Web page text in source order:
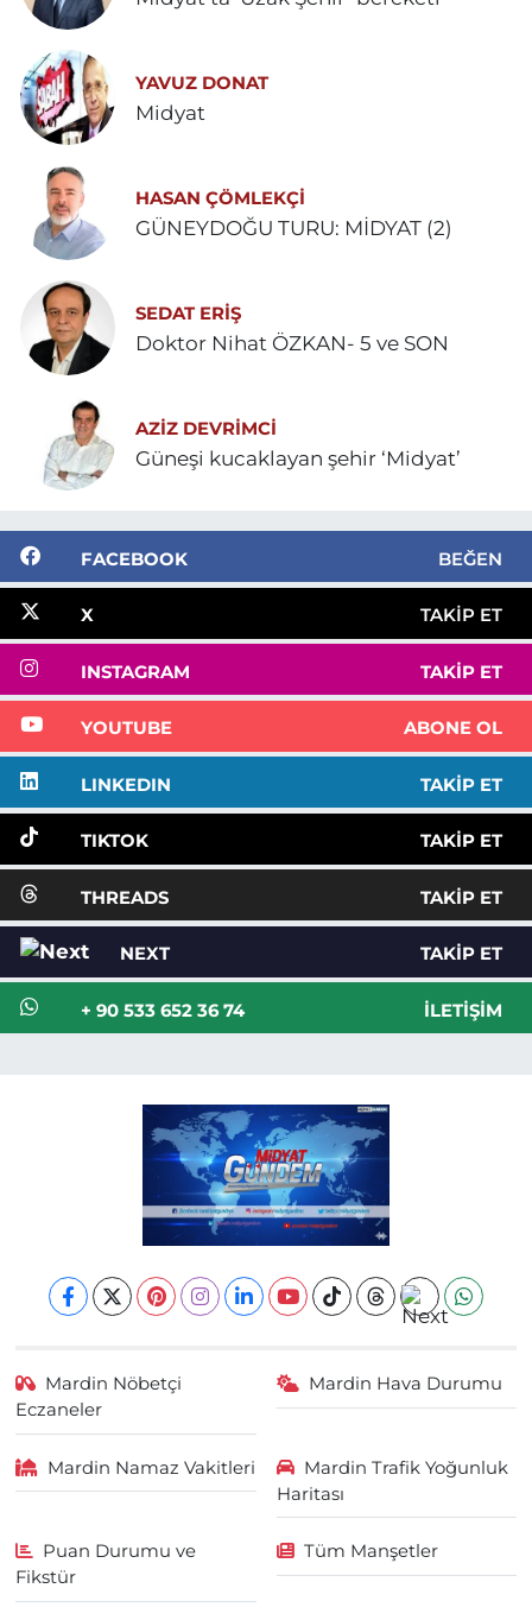
YAVUZ DONAT
Midyat
HASAN ÇÖMLEKÇİ
GÜNEYDOĞU TURU: MİDYAT (2)
SEDAT ERİŞ
Doktor Nihat ÖZKAN- 5 ve SON
AZIZ DEVRIMCI
Güneşi kucaklayan şehir ‘Midyat’
FACEBOOK BEĞEN
X TAKIP ET
INSTAGRAM TAKIP ET
YOUTUBE ABONE OL
LINKEDIN TAKIP ET
TIKTOK TAKIP ET
THREADS TAKIP ET
NEXT TAKIP ET
+ 90 533 652 36 74 İLETIŞIM
Mardin Nöbetçi
Eczaneler
Mardin Hava Durumu
Mardin Namaz Vakitleri
Mardin Trafik Yoğunluk
Haritası
Puan Durumu ve
Fikstür
Tüm Manşetler